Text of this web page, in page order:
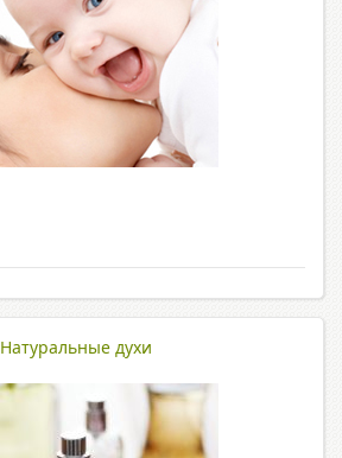
Натуральные духи